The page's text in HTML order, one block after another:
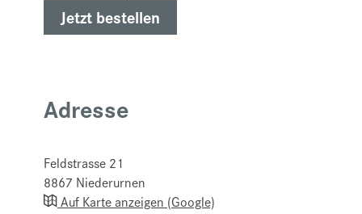
Jetzt bestellen
Adresse
Feldstrasse 21
8867 Niederurnen
Auf Karte anzeigen (Google)